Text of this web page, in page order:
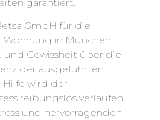
garantiert.
GmbH für die
Wohnung in München
Gewissheit über die
der ausgeführten
wird der
reibungslos verlaufen,
und hervorragenden